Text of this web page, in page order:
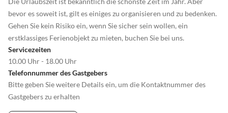
bevor es soweit ist, gilt es einiges zu organisieren und zu bedenken.
Gehen Sie kein Risiko ein, wenn Sie sicher sein wollen, ein
erstklassiges Ferienobjekt zu mieten, buchen Sie bei uns.
Servicezeiten
10.00 Uhr - 18.00 Uhr
Telefonnummer des Gastgebers
Bitte geben Sie weitere Details ein, um die Kontaktnummer des
Gastgebers zu erhalten